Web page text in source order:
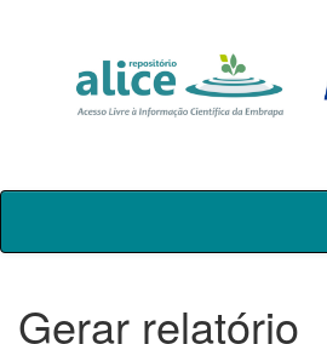
Skip
Gerar relatório